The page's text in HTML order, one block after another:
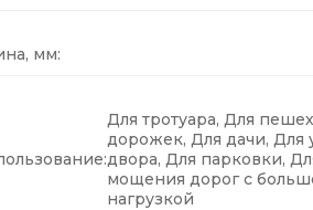
мм:
Для тротуара, Для
дорожек, Для дачи, Для
двора, Для парковки,
мощения дорог с
нагрузкой